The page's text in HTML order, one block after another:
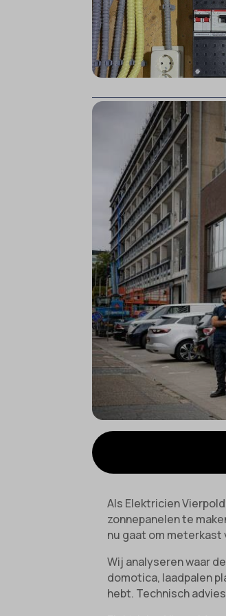
Als Elektricien
zonnepanelen te
nu gaat om
Wij analyseren waar
domotica, laadpalen
hebt. Technisch